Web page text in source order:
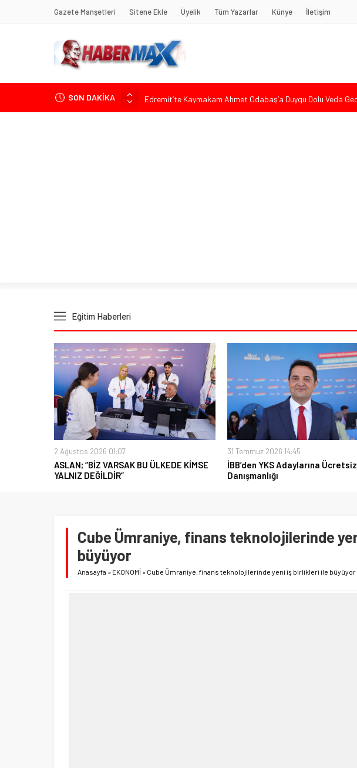
Gazete Manşetleri Sitene Ekle Üyelik Tüm Yazarlar Künye İletişim
SON DAKİKA
Edremit’te Kaymakam Ahmet Odabaş’a Duygu Dolu Veda
Tarihçi Yusuf Halaçoğlu’ndan TBMM’ye Sunulan Yasa Teklifine
Eğitim Haberleri
2 Ağustos 2026 01:07
ASLAN; “BİZ VARSAK BU ÜLKEDE KİMSE
YALNIZ DEĞİLDİR”
31 Temmuz 2026 14:45
İBB’den YKS Adaylarına
Danışmanlığı
Cube Ümraniye, finans teknolojilerinde
büyüyor
Anasayfa » EKONOMİ » Cube Ümraniye, finans teknolojilerinde yeni iş birlikleri ile büyüyor